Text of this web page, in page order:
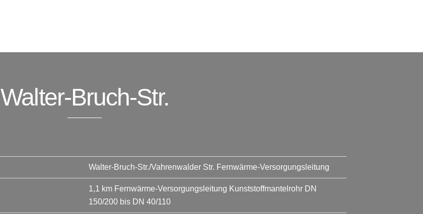
Walter-Bruch-Str.
Walter-Bruch-Str./Vahrenwalder Str. Fernwärme-Versorgungsleitung
1,1 km Fernwärme-Versorgungsleitung Kunststoffmantelrohr DN
150/200 bis DN 40/110